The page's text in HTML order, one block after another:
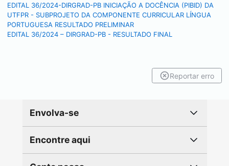
EDITAL 36/2024-DIRGRAD-PB INICIAÇÃO A DOCÊNCIA (PIBID) DA
UTFPR - SUBPROJETO DA COMPONENTE CURRICULAR LÍNGUA
PORTUGUESA RESULTADO PRELIMINAR
EDITAL 36/2024 – DIRGRAD-PB - RESULTADO FINAL
Reportar erro
Envolva-se
Encontre aqui